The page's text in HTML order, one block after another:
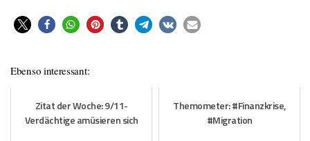
Ebenso interessant:
Zitat der Woche: 9/11-
Verdächtige amüsieren sich
Themometer: #Finanzkrise,
#Migration